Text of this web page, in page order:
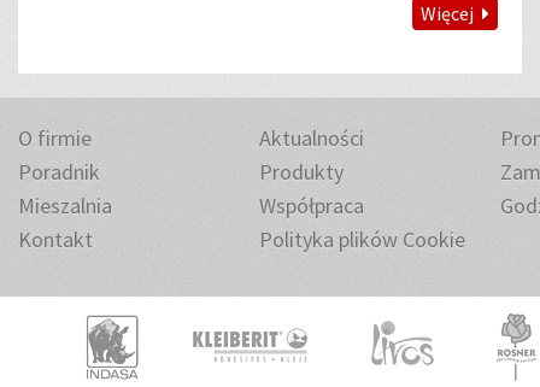
Więcej
O firmie Aktualności
Poradnik
Produkty
Mieszalnia
Współpraca
Kontakt
Polityka plików Cookie